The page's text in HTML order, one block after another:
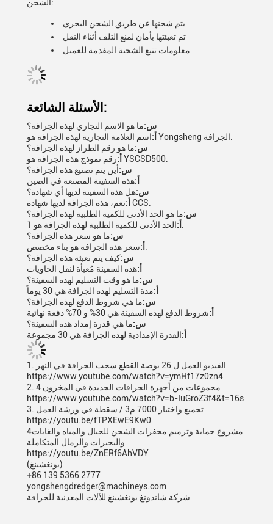
الشحن:
يتم شحنها عن طريق الشحن البحري
تم تعبئتها بأمان لمنع التلف أثناء النقل
معلومات تتبع الشحنة المقدمة للعميل
الأسئلة الشائعة:
س:ما هو الاسم التجاري لهذه الجرافة؟
أ:
س:ما هو رقم الطراز لهذه الجرافة؟
أ: رقم نموذج هذه الجرافة هو YSCSD500.
س:أين يتم تصنيع هذه الجرافة؟
أ:هذه السفينة المصنعة في الصين
س:هل هذه السفينة لديها أي شهادة؟
أ: نعم، هذه الجرافة لديها شهادة CCS.
س:ما هو الحد الأدنى للكمية الطلبية لهذه الجرافة؟
أ:
س:ما هو سعر هذه الجرافة؟
أ:
س:كيف يتم تعبئة هذه الجرافة؟
أ:هذه السفينة مُعبأة لنقل الحاويات
س:ما هو وقت التسليم لهذه السفينة؟
أ:مدة التسليم لهذه الجرافة هي 30 يوماً
س:ما هي شروط الدفع لهذه الجرافة؟
أ:شروط الدفع لهذه السفينة هي 30% و 70% دفعة نهائية
س:ما هي قدرة إمداد هذه السفينة؟
أ:القدرة الإمدادية لهذه الجرافة هي 30 مجموعة
1. الفيديو العمل ل 26 بوصة القطع سحب الجرافة في النهر
https://www.youtube.com/watch?v=ymHf17z0zn4
2. 4 مجموعات من أجهزة الجرافات الجديدة في المخزون
https://www.youtube.com/watch?v=b-IuGroZ3f4&t=16s
3. تجميع واختبار 7000 م3 / سقطة في ورشة العمل
https://youtu.be/fTPXEwE9Kw0
4مشروع حماية وترميم محفرات الشحن للجبال والمياه والغابات
والبحيرات والرمال المتكاملة
https://youtu.be/ZnERf6AhVDY
(يونغشينغ)
+86 139 5366 2777
yongshengdredger@machineys.com
شركة شاندونغ يونغشينغ للآلات المعدنية للجرافة